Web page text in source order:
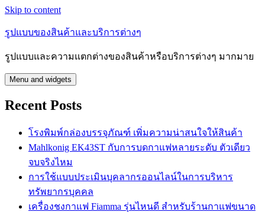
Skip to content
รูปแบบของสินค้าและบริการต่างๆ
รูปแบบและความแตกต่างของสินค้าหรือบริการต่างๆ มากมาย
Menu and widgets
Recent Posts
โรงพิมพ์กล่องบรรจุภัณฑ์ เพิ่มความน่าสนใจให้สินค้า
Mahlkonig EK43ST กับการบดกาแฟหลายระดับ ตัวเดียว
จบจริงไหม
การใช้แบบประเมินบุคลากรออนไลน์ในการบริหาร
ทรัพยากรบุคคล
เครื่องชงกาแฟ Fiamma รุ่นไหนดี สำหรับร้านกาแฟขนาด